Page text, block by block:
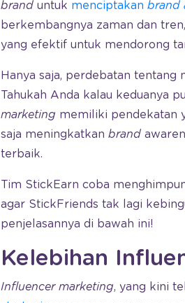
brand untuk menciptakan brand
berkembangnya zaman dan tren,
yang efektif untuk mendorong
Hanya saja, perdebatan tentang
Tahukah Anda kalau keduanya
marketing memiliki pendekatan
saja meningkatkan brand
terbaik.
Tim StickEarn coba
agar StickFriends tak lagi
penjelasannya di bawah ini!
Kelebihan
Influencer marketing, yang kini